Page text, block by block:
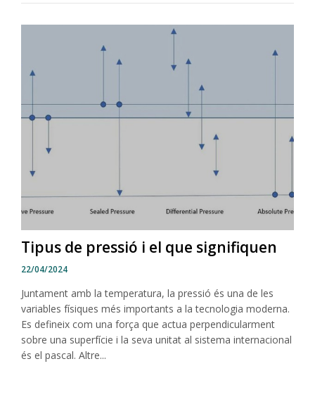
Tipus de pressió i el que signifiquen
22/04/2024
Juntament amb la temperatura, la pressió és una de les
variables físiques més importants a la tecnologia moderna.
Es defineix com una força que actua perpendicularment
sobre una superfície i la seva unitat al sistema internacional
és el pascal. Altre...